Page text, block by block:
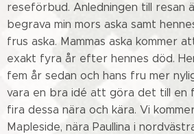
reseförbud. Anledningen till resan
begrava min mors aska samt
frus aska. Mammas aska kommer
exakt fyra år efter hennes död.
fem år sedan och hans fru mer
vara en bra idé att göra det till
fira dessa nära och kära. Vi
Mapleside, nära Paullina i